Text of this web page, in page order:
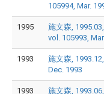
105994, Mar.
1995
施文森,
vol. 105993,
1993
施文森,
Dec. 1993
1993
施文森,